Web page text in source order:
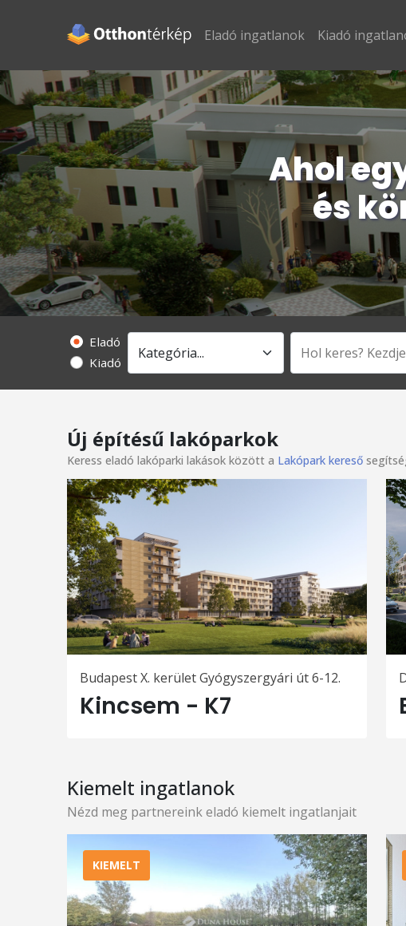
Eladó ingatlanok Kiadó
Ahol
és
Eladó
Kiadó
Új építésű lakóparkok
Keress eladó lakóparki lakások között a Lakópark kereső
Budapest X. kerület Gyógyszergyári út 6-12.
Kincsem - K7
Kiemelt ingatlanok
Nézd meg partnereink eladó kiemelt ingatlanjait
KIEMELT